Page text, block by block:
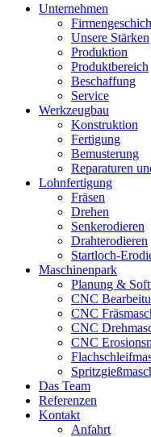
Unternehmen
Unsere Stärken
Produktion
Produktbereich
Beschaffung
Service
Werkzeugbau
Konstruktion
Fertigung
Bemusterung
Reparaturen
Lohnfertigung
Fräsen
Drehen
Senkerodieren
Drahterodieren
Startloch-
Maschinenpark
Planung &
CNC
CNC
CNC
CNC
Das Team
Referenzen
Kontakt
Anfahrt